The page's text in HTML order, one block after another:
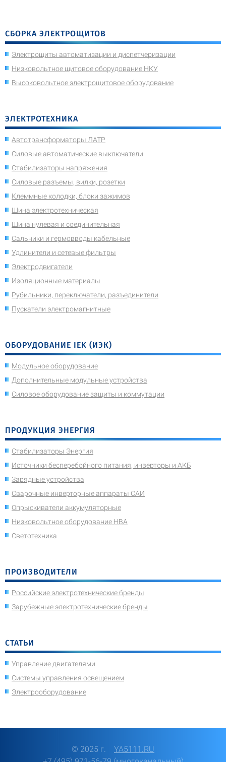
СБОРКА ЭЛЕКТРОЩИТОВ
Электрощиты автоматизации и диспетчеризации
Низковольтное щитовое оборудование НКУ
Высоковольтное электрощитовое оборудование
ЭЛЕКТРОТЕХНИКА
Автотрансформаторы ЛАТР
Силовые автоматические выключатели
Стабилизаторы напряжения
Силовые разъемы, вилки, розетки
Клеммные колодки, блоки зажимов
Шина электротехническая
Шина нулевая и соединительная
Сальники и гермовводы кабельные
Удлинители и сетевые фильтры
Электродвигатели
Изоляционные материалы
Рубильники, переключатели, разъединители
Пускатели электромагнитные
ОБОРУДОВАНИЕ IEK (ИЭК)
Модульное оборудование
Дополнительные модульные устройства
Силовое оборудование защиты и коммутации
ПРОДУКЦИЯ ЭНЕРГИЯ
Стабилизаторы Энергия
Источники бесперебойного питания, инверторы и АКБ
Зарядные устройства
Сварочные инверторные аппараты САИ
Опрыскиватели аккумуляторные
Низковольтное оборудование НВА
Светотехника
ПРОИЗВОДИТЕЛИ
Российские электротехнические бренды
Зарубежные электротехнические бренды
СТАТЬИ
Управление двигателями
Системы управления освещением
Электрооборудование
© 2025 г. YA5111.RU